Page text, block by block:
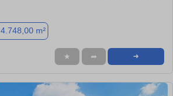
m²
★ ➦ ➜